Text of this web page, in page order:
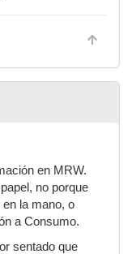
en MRW.
no porque
la mano, o
a Consumo.
sentado que